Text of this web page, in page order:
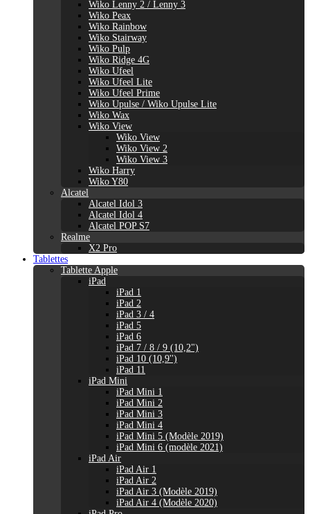
Wiko Lenny 2 / Lenny 3
Wiko Peax
Wiko Rainbow
Wiko Stairway
Wiko Pulp
Wiko Ridge 4G
Wiko Ufeel
Wiko Ufeel Lite
Wiko Ufeel Prime
Wiko Upulse / Wiko Upulse Lite
Wiko Wax
Wiko View
Wiko View
Wiko View 2
Wiko View 3
Wiko Harry
Wiko Y80
Alcatel
Alcatel Idol 3
Alcatel Idol 4
Alcatel POP S7
Realme
X2 Pro
Tablettes
Tablette Apple
iPad
iPad 1
iPad 2
iPad 3 / 4
iPad 5
iPad 6
iPad 7 / 8 / 9 (10,2")
iPad 10 (10,9'')
iPad 11
iPad Mini
iPad Mini 1
iPad Mini 2
iPad Mini 3
iPad Mini 4
iPad Mini 5 (Modèle 2019)
iPad Mini 6 (modèle 2021)
iPad Air
iPad Air 1
iPad Air 2
iPad Air 3 (Modèle 2019)
iPad Air 4 (Modèle 2020)